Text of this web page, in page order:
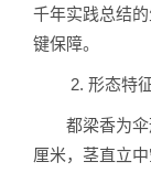
千年实践总结
键保障。
2. 形态特征
都梁香为伞
厘米，茎直立